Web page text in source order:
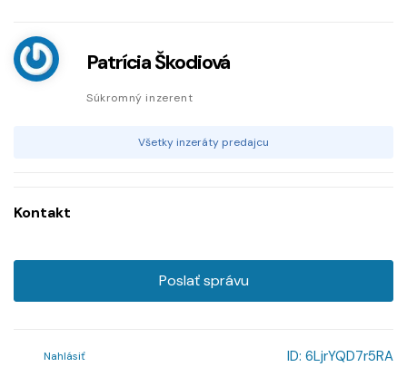
Patrícia Škodiová
Súkromný inzerent
Všetky inzeráty predajcu
Kontakt
Poslať správu
Nahlásiť ID: 6LjrYQD7r5RA